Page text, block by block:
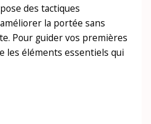
des tactiques
la portée sans
Pour guider vos premières
les éléments essentiels qui